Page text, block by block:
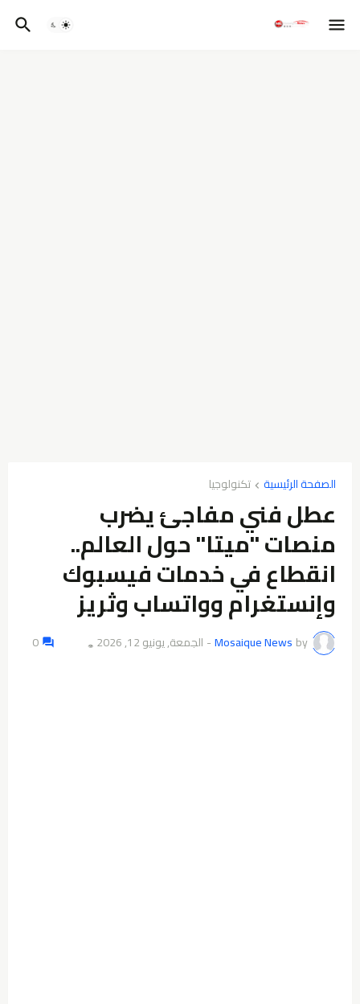
الصفحة الرئيسية تكنولوجيا
عطل فني مفاجئ يضرب
منصات "ميتا" حول العالم..
انقطاع في خدمات فيسبوك
وإنستغرام وواتساب وثريز
by
Mosaique News
- الجمعة, يونيو 12, 2026 👁️
0